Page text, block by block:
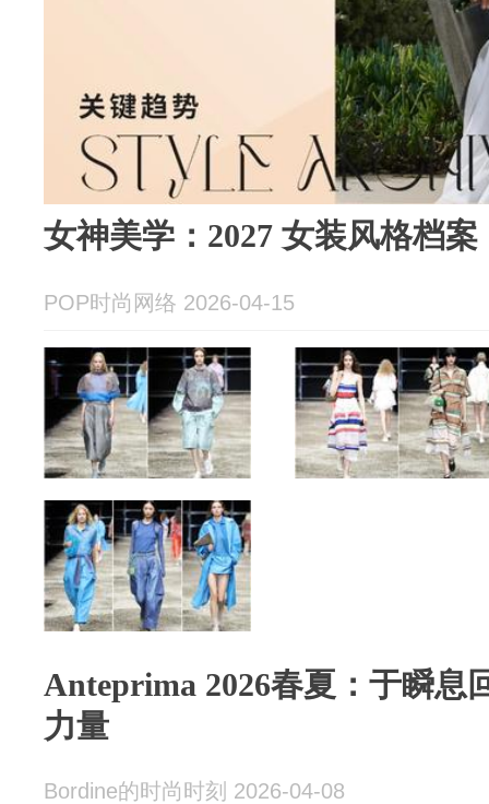
女神美学：2027 女装风格档案
POP时尚网络 2026-04-15
Anteprima 2026春夏：于瞬息
力量
Bordine的时尚时刻 2026-04-08